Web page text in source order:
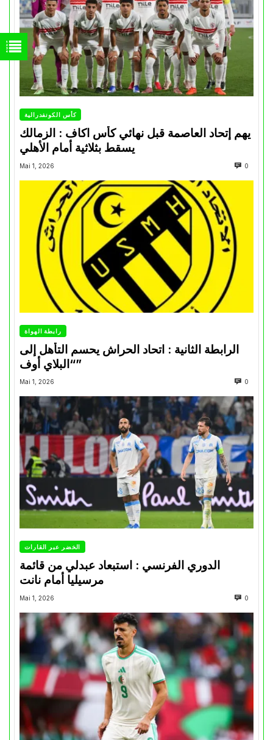
كأس الكونفدرالية
يهم إتحاد العاصمة قبل نهائي كأس اكاف : الزمالك
Mai 1, 2026 0
رابطة الهواة
الرابطة الثانية : اتحاد الحراش يحسم التأهل إلى
“البلاي أوف”
Mai 1, 2026 0
الخضر عبر القارات
الدوري الفرنسي : استبعاد عبدلي من قائمة
مرسيليا أمام نانت
Mai 1, 2026 0